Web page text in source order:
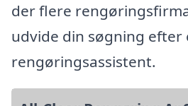
der flere
udvide din søgning efter
rengøringsassistent.